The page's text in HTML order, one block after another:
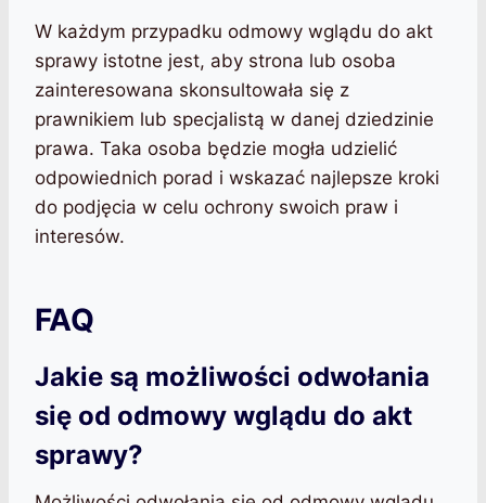
W każdym przypadku odmowy wglądu do akt
sprawy istotne jest, aby strona lub osoba
zainteresowana skonsultowała się z
prawnikiem lub specjalistą w danej dziedzinie
prawa. Taka osoba będzie mogła udzielić
odpowiednich porad i wskazać najlepsze kroki
do podjęcia w celu ochrony swoich praw i
interesów.
FAQ
Jakie są możliwości odwołania
się od odmowy wglądu do akt
sprawy?